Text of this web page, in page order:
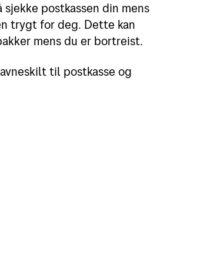
postkassen din mens
trygt for deg. Dette kan
mens du er bortreist.
til postkasse og